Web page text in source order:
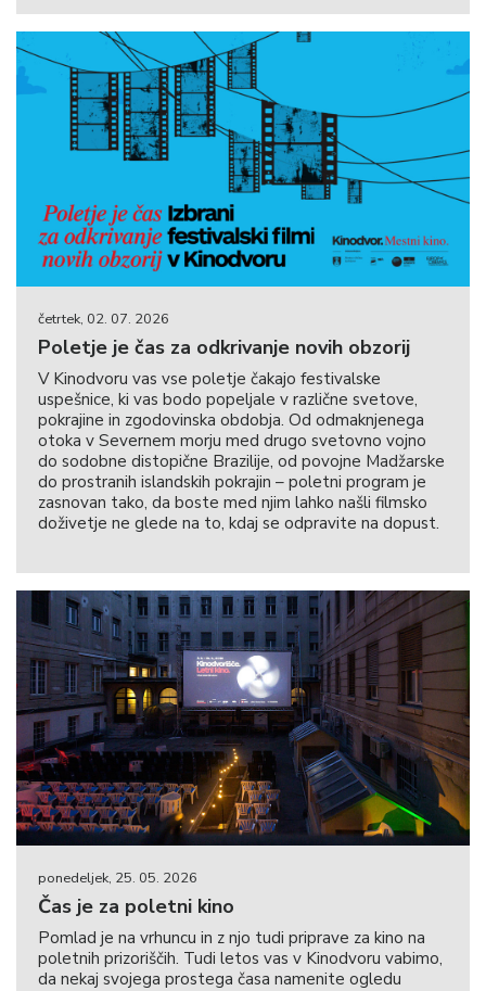
četrtek, 02. 07. 2026
Poletje je čas za odkrivanje novih obzorij
V Kinodvoru vas vse poletje čakajo festivalske
uspešnice, ki vas bodo popeljale v različne svetove,
pokrajine in zgodovinska obdobja. Od odmaknjenega
otoka v Severnem morju med drugo svetovno vojno
do sodobne distopične Brazilije, od povojne Madžarske
do prostranih islandskih pokrajin – poletni program je
zasnovan tako, da boste med njim lahko našli filmsko
doživetje ne glede na to, kdaj se odpravite na dopust.
ponedeljek, 25. 05. 2026
Čas je za poletni kino
Pomlad je na vrhuncu in z njo tudi priprave za kino na
poletnih prizoriščih. Tudi letos vas v Kinodvoru vabimo,
da nekaj svojega prostega časa namenite ogledu